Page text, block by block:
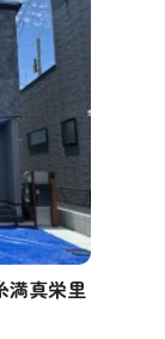
満真栄里